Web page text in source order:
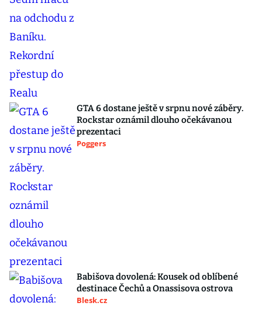
GTA 6 dostane ještě v srpnu nové záběry.
Rockstar oznámil dlouho očekávanou
prezentaci
Poggers
Babišova dovolená: Kousek od oblíbené
destinace Čechů a Onassisova ostrova
Blesk.cz